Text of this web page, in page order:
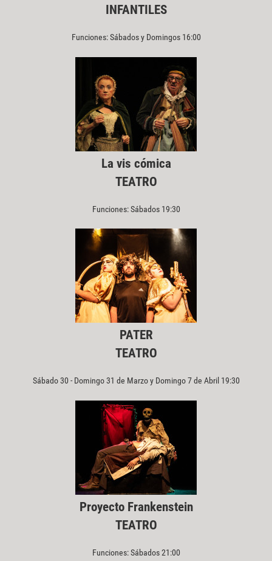
INFANTILES
Funciones: Sábados y Domingos 16:00
La vis cómica
TEATRO
Funciones: Sábados 19:30
PATER
TEATRO
Sábado 30 - Domingo 31 de Marzo y Domingo 7 de Abril 19:30
Proyecto Frankenstein
TEATRO
Funciones: Sábados 21:00